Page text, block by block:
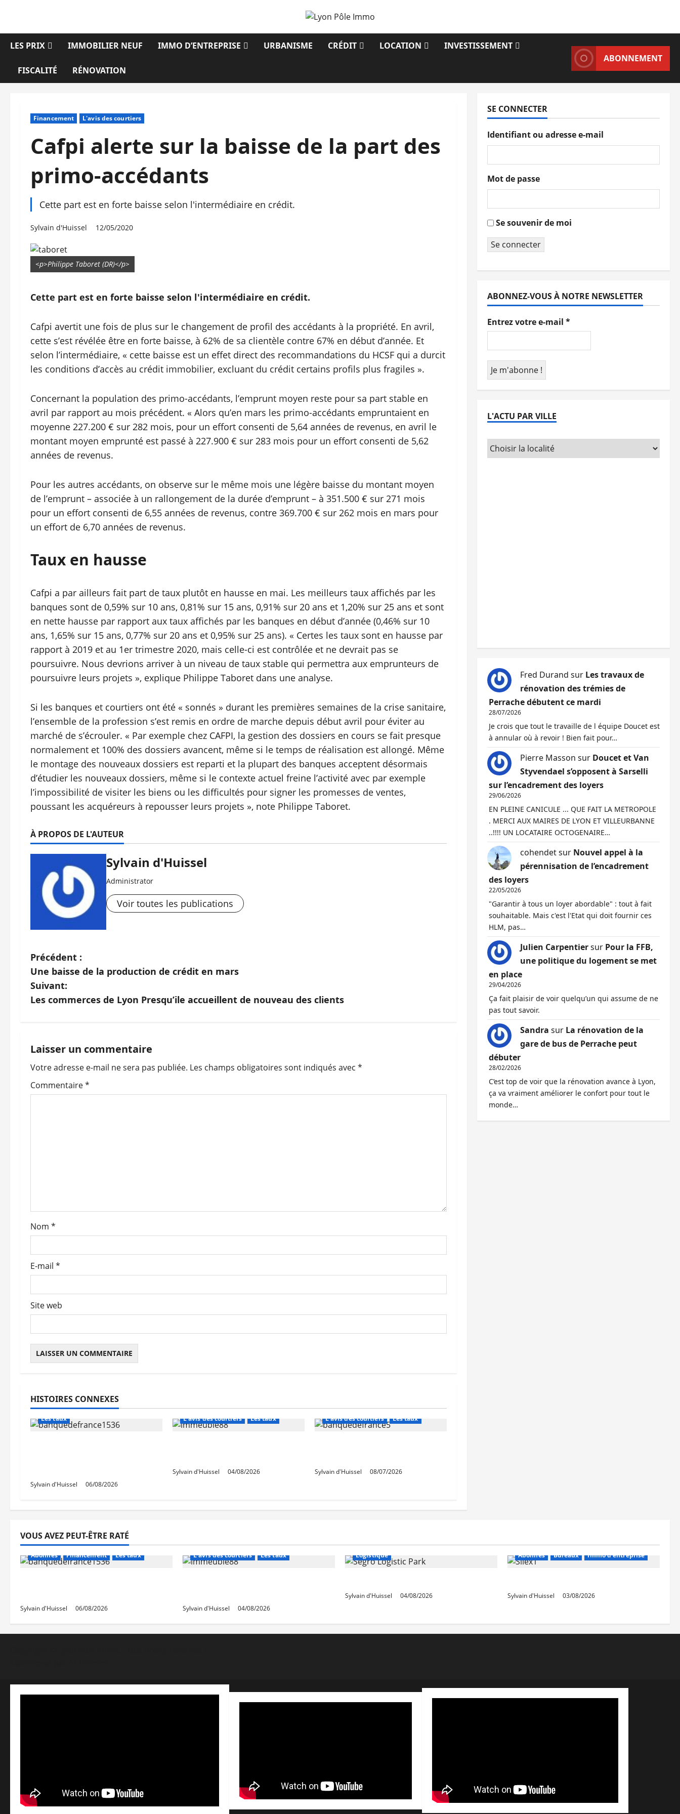
contenu
LES PRIX
IMMOBILIER NEUF IMMO D’ENTREPRISE URBANISME CRÉDIT LOCATION INVESTISSEMENT
FISCALITÉ RÉNOVATION
ABONNEMENT
Financement L'avis des courtiers
Cafpi alerte sur la baisse de la part des
primo-accédants
Cette part est en forte baisse selon l'intermédiaire en crédit.
Sylvain d'Huissel 12/05/2020
<p>Philippe Taboret (DR)</p>
Cette part est en forte baisse selon l'intermédiaire en crédit.
Cafpi avertit une fois de plus sur le changement de profil des accédants à la propriété. En avril,
cette s’est révélée être en forte baisse, à 62% de sa clientèle contre 67% en début d’année. Et
selon l’intermédiaire, « cette baisse est un effet direct des recommandations du HCSF qui a durcit
les conditions d’accès au crédit immobilier, excluant du crédit certains profils plus fragiles ».
Concernant la population des primo-accédants, l’emprunt moyen reste pour sa part stable en
avril par rapport au mois précédent. « Alors qu’en mars les primo-accédants empruntaient en
moyenne 227.200 € sur 282 mois, pour un effort consenti de 5,64 années de revenus, en avril le
montant moyen emprunté est passé à 227.900 € sur 283 mois pour un effort consenti de 5,62
années de revenus.
Pour les autres accédants, on observe sur le même mois une légère baisse du montant moyen
de l’emprunt – associée à un rallongement de la durée d’emprunt – à 351.500 € sur 271 mois
pour un effort consenti de 6,55 années de revenus, contre 369.700 € sur 262 mois en mars pour
un effort de 6,70 années de revenus.
Taux en hausse
Cafpi a par ailleurs fait part de taux plutôt en hausse en mai. Les meilleurs taux affichés par les
banques sont de 0,59% sur 10 ans, 0,81% sur 15 ans, 0,91% sur 20 ans et 1,20% sur 25 ans et sont
en nette hausse par rapport aux taux affichés par les banques en début d’année (0,46% sur 10
ans, 1,65% sur 15 ans, 0,77% sur 20 ans et 0,95% sur 25 ans). « Certes les taux sont en hausse par
rapport à 2019 et au 1er trimestre 2020, mais celle-ci est contrôlée et ne devrait pas se
poursuivre. Nous devrions arriver à un niveau de taux stable qui permettra aux emprunteurs de
poursuivre leurs projets », explique Philippe Taboret dans une analyse.
Si les banques et courtiers ont été « sonnés » durant les premières semaines de la crise sanitaire,
l’ensemble de la profession s’est remis en ordre de marche depuis début avril pour éviter au
marché de s’écrouler. « Par exemple chez CAFPI, la gestion des dossiers en cours se fait presque
normalement et 100% des dossiers avancent, même si le temps de réalisation est allongé. Même
le montage des nouveaux dossiers est reparti et la plupart des banques acceptent désormais
d’étudier les nouveaux dossiers, même si le contexte actuel freine l’activité avec par exemple
l’impossibilité de visiter les biens ou les difficultés pour signer les promesses de ventes,
poussant les acquéreurs à repousser leurs projets », note Philippe Taboret.
À PROPOS DE L'AUTEUR
Sylvain d'Huissel
Administrator
Voir toutes les publications
N
a
v
g
a
t
a
r
t
i
c
l
e
Précédent :
Une baisse de la production de crédit en mars
Suivant:
Les commerces de Lyon Presqu’ile accueillent de nouveau des clients
Laisser un commentaire
Votre adresse e-mail ne sera pas publiée. Les champs obligatoires sont indiqués avec *
Commentaire*
Nom *
E-mail *
Site web
HISTOIRES CONNEXES
Abonnés
Financement
Les taux
Sylvain d'Huissel 06/08/2026
L'avis des courtiers
Les taux
Sylvain d'Huissel 04/08/2026
L'avis des courtiers
Les taux
Sylvain d'Huissel 08/07/2026
SE CONNECTER
Identifiant ou adresse e-mail
Mot de passe
Se souvenir de moi
Se connecter
ABONNEZ-VOUS À NOTRE NEWSLETTER
Entrez votre e-mail *
L'ACTU PAR VILLE
Fred Durand sur Les travaux de
rénovation des trémies de
Perrache débutent ce mardi
28/07/2026
Je crois que tout le travaille de l équipe Doucet est
à annular où à revoir ! Bien fait pour…
Pierre Masson sur Doucet et Van
Styvendael s’opposent à Sarselli
sur l’encadrement des loyers
29/06/2026
EN PLEINE CANICULE ... QUE FAIT LA METROPOLE
. MERCI AUX MAIRES DE LYON ET VILLEURBANNE
..!!!! UN LOCATAIRE OCTOGENAIRE…
cohendetsur Nouvel appel à la
pérennisation de l’encadrement
des loyers
22/05/2026
"Garantir à tous un loyer abordable" : tout à fait
souhaitable. Mais c'est l'Etat qui doit fournir ces
HLM, pas…
Julien Carpentiersur Pour la FFB,
une politique du logement se met
en place
29/04/2026
Ça fait plaisir de voir quelqu’un qui assume de ne
pas tout savoir.
Sandra sur La rénovation de la
gare de bus de Perrache peut
débuter
28/02/2026
C’est top de voir que la rénovation avance à Lyon,
ça va vraiment améliorer le confort pour tout le
monde…
VOUS AVEZ PEUT-ÊTRE RATÉ
Abonnés Financement Les taux
Sylvain d'Huissel 06/08/2026
L'avis des courtiers
Les taux
Sylvain d'Huissel 04/08/2026
Logistique
Sylvain d'Huissel 04/08/2026
Abonnés Bureaux Immo d'entreprise
Sylvain d'Huissel 03/08/2026